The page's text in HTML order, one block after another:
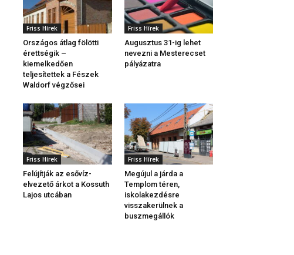
Friss Hírek
Országos átlag fölötti
érettségik –
kiemelkedően
teljesítettek a Fészek
Waldorf végzősei
Friss Hírek
Augusztus 31-ig lehet
nevezni a Mesterecset
pályázatra
Friss Hírek
Felújítják az esővíz-
elvezető árkot a Kossuth
Lajos utcában
Friss Hírek
Megújul a járda a
Templom téren,
iskolakezdésre
visszakerülnek a
buszmegállók